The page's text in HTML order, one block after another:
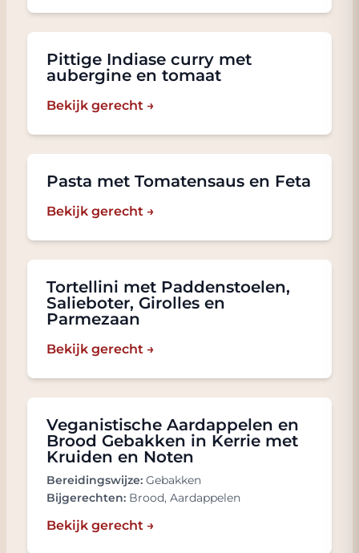
Pittige Indiase curry met
aubergine en tomaat
Bekijk gerecht →
Pasta met Tomatensaus en Feta
Bekijk gerecht →
Tortellini met Paddenstoelen,
Salieboter, Girolles en
Parmezaan
Bekijk gerecht →
Veganistische Aardappelen en
Brood Gebakken in Kerrie met
Kruiden en Noten
Bereidingswijze: Gebakken
Bijgerechten: Brood, Aardappelen
Bekijk gerecht →